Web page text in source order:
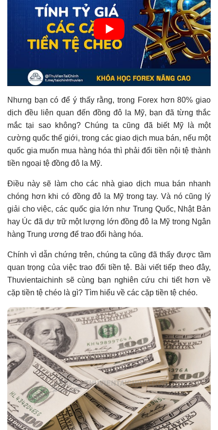
Nhưng bạn có để ý thấy rằng, trong Forex hơn 80% giao
dịch đều liên quan đến đồng đô la Mỹ, bạn đã từng thắc
mắc tại sao không? Chúng ta cũng đã biết Mỹ là một
cường quốc thế giới, trong các giao dịch mua bán, nếu một
quốc gia muốn mua hàng hóa thì phải đổi tiền nội tệ thành
tiền ngoại tệ đồng đô la Mỹ.
Điều này sẽ làm cho các nhà giao dịch mua bán nhanh
chóng hơn khi có đồng đô la Mỹ trong tay. Và nó cũng lý
giải cho việc, các quốc gia lớn như Trung Quốc, Nhật Bản
hay Úc đã dự trữ một lượng lớn đồng đô la Mỹ trong Ngân
hàng Trung ương để trao đổi hàng hóa.
Chính vì dẫn chứng trên, chúng ta cũng đã thấy được tầm
quan trọng của việc trao đổi tiền tệ. Bài viết tiếp theo đây,
Thuvientaichinh sẽ cùng bạn nghiên cứu chi tiết hơn về
cặp tiền tệ chéo là gì? Tìm hiểu về các cặp tiền tệ chéo.